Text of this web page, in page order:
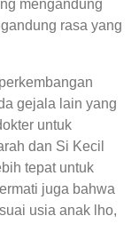
mengandung
rasa yang
gejala lain yang
untuk
dan Si Kecil
tepat untuk
juga bahwa
usia anak lho,